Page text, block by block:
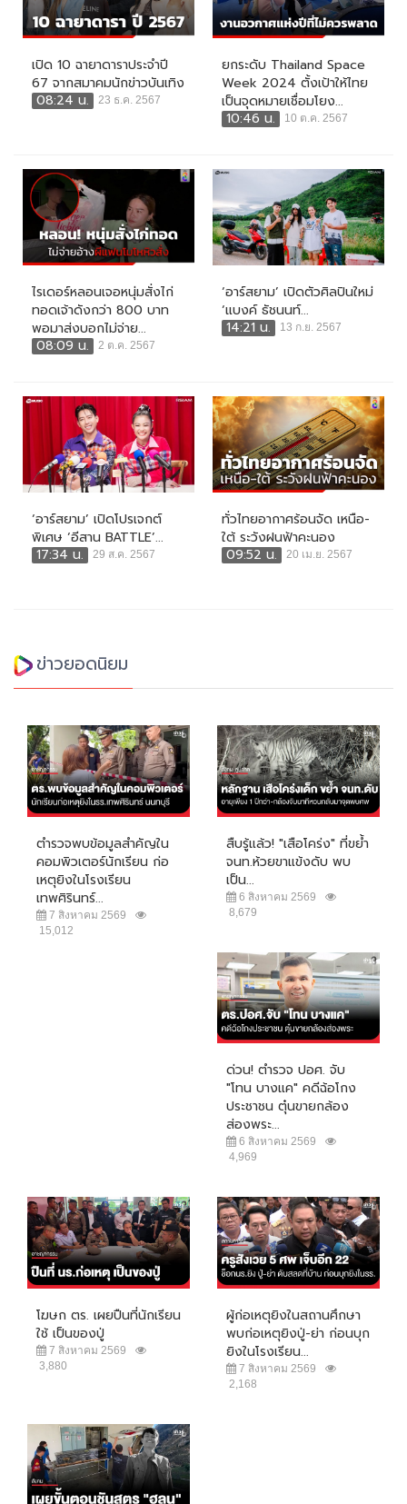
เปิด 10 ฉายาดาราประจำปี
67 จากสมาคมนักข่าวบันเทิง
08:24 น.
23 ธ.ค. 2567
ยกระดับ Thailand Space
Week 2024 ตั้งเป้าให้ไทย
เป็นจุดหมายเชื่อมโยง...
10:46 น.
10 ต.ค. 2567
ไรเดอร์หลอนเจอหนุ่มสั่งไก่
ทอดเจ้าดังกว่า 800 บาท
พอมาส่งบอกไม่จ่าย...
08:09 น.
2 ต.ค. 2567
‘อาร์สยาม’ เปิดตัวศิลปินใหม่
‘แบงค์ ธัชนนท์...
14:21 น.
13 ก.ย. 2567
‘อาร์สยาม’ เปิดโปรเจกต์
พิเศษ ‘อีสาน BATTLE’...
17:34 น.
29 ส.ค. 2567
ทั่วไทยอากาศร้อนจัด เหนือ-
ใต้ ระวังฝนฟ้าคะนอง
09:52 น.
20 เม.ย. 2567
ข่าวยอดนิยม
ตำรวจพบข้อมูลสำคัญใน
คอมพิวเตอร์นักเรียน ก่อ
เหตุยิงในโรงเรียน
เทพศิรินทร์...
7 สิงหาคม 2569
15,012
สืบรู้แล้ว! "เสือโคร่ง" ที่ขย้ำ
จนท.ห้วยขาแข้งดับ พบ
เป็น...
6 สิงหาคม 2569
8,679
ด่วน! ตำรวจ ปอศ. จับ
"โทน บางแค" คดีฉ้อโกง
ประชาชน ตุ๋นขายกล้อง
ส่องพระ...
6 สิงหาคม 2569
4,969
โฆษก ตร. เผยปืนที่นักเรียน
ใช้ เป็นของปู่
7 สิงหาคม 2569
3,880
ผู้ก่อเหตุยิงในสถานศึกษา
พบก่อเหตุยิงปู่-ย่า ก่อนบุก
ยิงในโรงเรียน...
7 สิงหาคม 2569
2,168